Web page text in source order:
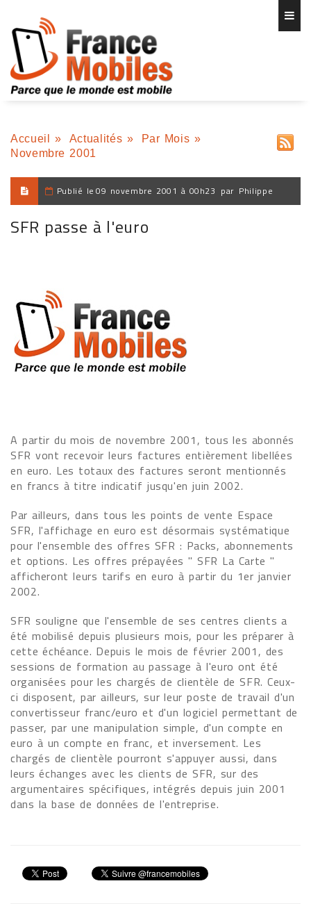
Accueil » Actualités » Par Mois »
Novembre 2001
Publié le 09 novembre 2001 à 00h23 par Philippe
SFR passe à l'euro
A partir du mois de novembre 2001, tous les abonnés
SFR vont recevoir leurs factures entièrement libellées
en euro. Les totaux des factures seront mentionnés
en francs à titre indicatif jusqu'en juin 2002.
Par ailleurs, dans tous les points de vente Espace
SFR, l'affichage en euro est désormais systématique
pour l'ensemble des offres SFR : Packs, abonnements
et options. Les offres prépayées " SFR La Carte "
afficheront leurs tarifs en euro à partir du 1er janvier
2002.
SFR souligne que l'ensemble de ses centres clients a
été mobilisé depuis plusieurs mois, pour les préparer à
cette échéance. Depuis le mois de février 2001, des
sessions de formation au passage à l'euro ont été
organisées pour les chargés de clientèle de SFR. Ceux-
ci disposent, par ailleurs, sur leur poste de travail d'un
convertisseur franc/euro et d'un logiciel permettant de
passer, par une manipulation simple, d'un compte en
euro à un compte en franc, et inversement. Les
chargés de clientèle pourront s'appuyer aussi, dans
leurs échanges avec les clients de SFR, sur des
argumentaires spécifiques, intégrés depuis juin 2001
dans la base de données de l'entreprise.